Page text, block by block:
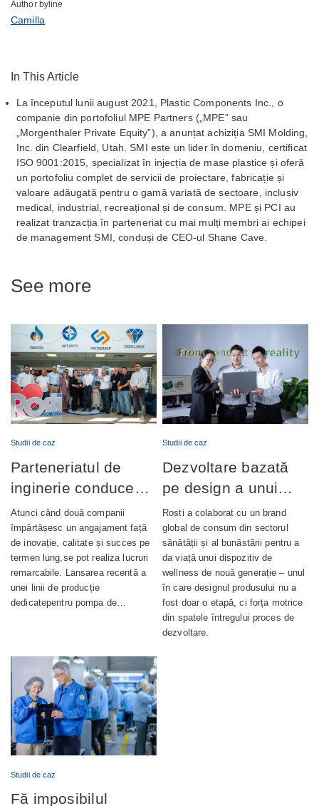
Author byline
Camilla
In This Article
La începutul lunii august 2021, Plastic Components Inc., o
companie din portofoliul MPE Partners („MPE” sau
„Morgenthaler Private Equity”), a anunțat achiziția SMI Molding,
Inc. din Clearfield, Utah. SMI este un lider în domeniu, certificat
ISO 9001:2015, specializat în injecția de mase plastice și oferă
un portofoliu complet de servicii de proiectare, fabricație și
valoare adăugată pentru o gamă variată de sectoare, inclusiv
medical, industrial, recreațional și de consum. MPE și PCI au
realizat tranzacția în parteneriat cu mai mulți membri ai echipei
de management SMI, conduși de CEO-ul Shane Cave.
See more
Studii de caz
Parteneriatul de
inginerie conduce
lansarea cu succes
a producției de
pompe de ungere
automată
Atunci când două companii
împărtășesc un angajament față
de inovație, calitate și succes pe
termen lung,se pot realiza lucruri
remarcabile. Lansarea recentă a
unei linii de producție
dedicatepentru pompa de…
Studii de caz
Dezvoltare bazată
pe design a unui
dispozitiv de
wellness complet
integrat
Rosti a colaborat cu un brand
global de consum din sectorul
sănătății și al bunăstării pentru a
da viață unui dispozitiv de
wellness de nouă generație – unul
în care designul produsului nu a
fost doar o etapă, ci forța motrice
din spatele întregului proces de
dezvoltare.
Studii de caz
Fă imposibilul